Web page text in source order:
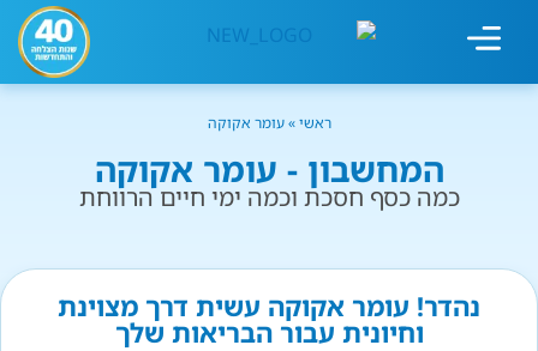
ראשי»עומר אקוקה
המחשבון - עומר אקוקה
כמה כסף חסכת וכמה ימי חיים הרווחת
נהדר! עומר אקוקה עשית דרך מצוינת
וחיונית עבור הבריאות שלך